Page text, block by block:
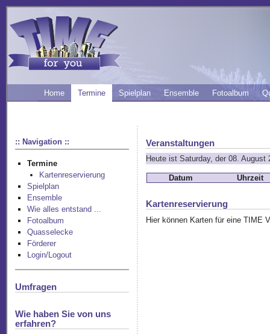
Home Termine Spielplan Ensemble Fotoalbum
:: Navigation ::
Termine
Kartenreservierung
Spielplan
Ensemble
Wie alles entstand ...
Fotoalbum
Quasselecke
Förderer
Login/Logout
Umfragen
Wie haben Sie von uns
erfahren?
Veranstaltungen
Heute ist Saturday, der 08. August
Datum Uhrzeit
Kartenreservierung
Hier können Karten für eine TIME